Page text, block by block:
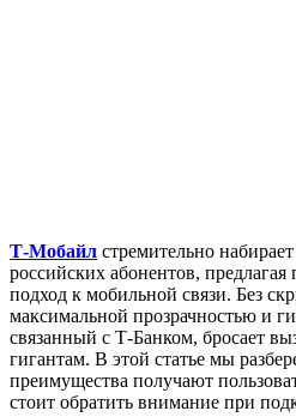
Т-Мобайл стремительно
российских абонентов,
подход к мобильной связи. Без
максимальной прозрачностью и
связанный с Т-Банком, бросает
гигантам. В этой статье мы
преимущества получают
стоит обратить внимание при